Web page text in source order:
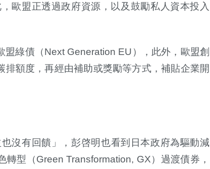
歐盟正透過政府資源，以及鼓勵私人資本投入
綠債（Next Generation EU），此外，歐盟創
額度，再經由補助或獎勵等方式，補貼企業開
沒有回饋」，彭啓明也看到日本政府為驅動減
型（Green Transformation, GX）過渡債券，